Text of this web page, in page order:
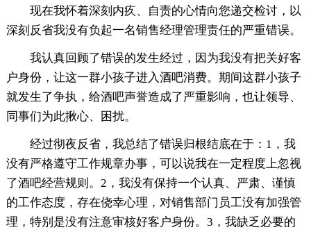
现在我怀着深刻内疚、自责的心情向您递交检讨，以
深刻反省我没有负起一名销售经理管理责任的严重错误。
我认真回顾了错误的发生经过，因为我没有把关好客
户身份，让这一群小孩子进入酒吧消费。期间这群小孩子
就发生了争执，给酒吧声誉造成了严重影响，也让领导、
同事们为此揪心、困扰。
经过彻夜反省，我总结了错误归根结底在于：1，我
没有严格遵守工作规章办事，可以说我在一定程度上忽视
了酒吧经营规则。2，我没有保持一个认真、严肃、谨慎
的工作态度，存在侥幸心理，对销售部门员工没有加强管
理，特别是没有注意审核好客户身份。3，我缺乏必要的